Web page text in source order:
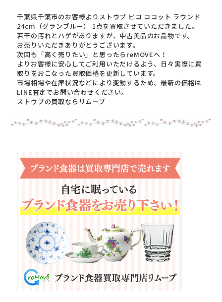
千葉県千葉市のお客様よりストウブ ピコ ココット ラウンド
24cm（グランブルー） 1点を買取させていただきました。
若干の汚れとハゲがありますが、中古美品のお品物です。
お売りいただきありがとうございます。
次回も「高く売りたい」と思ったらreMOVEへ！
よりお客様に安心してご利用いただけるよう、日々実際に買
取りをおこなった買取価格を更新しています。
市場相場や在庫状況などにより変動するため、最新の価格は
LINE査定でお問い合わせください。
ストウブの買取ならリムーブ